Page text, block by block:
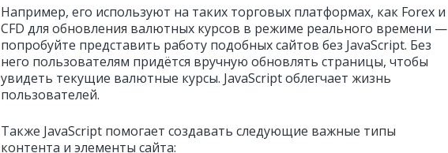
Например, его используют на таких торговых платформах, как Forex и
CFD для обновления валютных курсов в режиме реального времени —
попробуйте представить работу подобных сайтов без JavaScript. Без
него пользователям придётся вручную обновлять страницы, чтобы
увидеть текущие валютные курсы. JavaScript облегчает жизнь
пользователей.
Также JavaScript помогает создавать следующие важные типы
контента и элементы сайта: